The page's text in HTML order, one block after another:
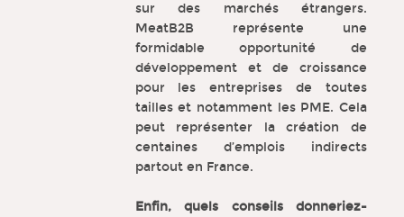
sur des marchés étrangers.
MeatB2B représente une
formidable opportunité de
développement et de croissance
pour les entreprises de toutes
tailles et notamment les PME. Cela
peut représenter la création de
centaines d’emplois indirects
partout en France.
Enfin, quels conseils donneriez-